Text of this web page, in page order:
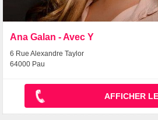
Ana Galan - Avec Y
6 Rue Alexandre Taylor
64000 Pau
AFFICHER